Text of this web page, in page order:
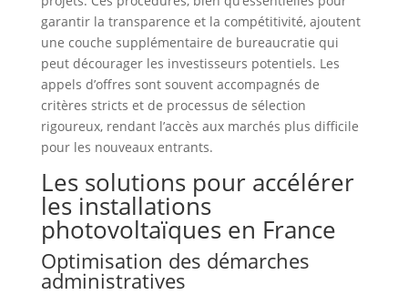
garantir la transparence et la compétitivité, ajoutent
une couche supplémentaire de bureaucratie qui
peut décourager les investisseurs potentiels. Les
appels d’offres sont souvent accompagnés de
critères stricts et de processus de sélection
rigoureux, rendant l’accès aux marchés plus difficile
pour les nouveaux entrants.
Les solutions pour accélérer
les installations
photovoltaïques en France
Optimisation des démarches
administratives